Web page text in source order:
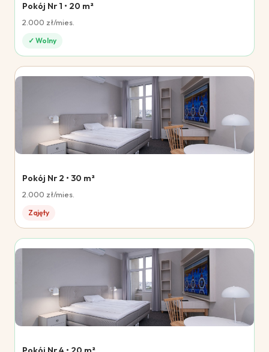
Pokój Nr 1 • 20 m²
2.000 zł/mies.
✓ Wolny
Pokój Nr 2 • 30 m²
2.000 zł/mies.
Zajęty